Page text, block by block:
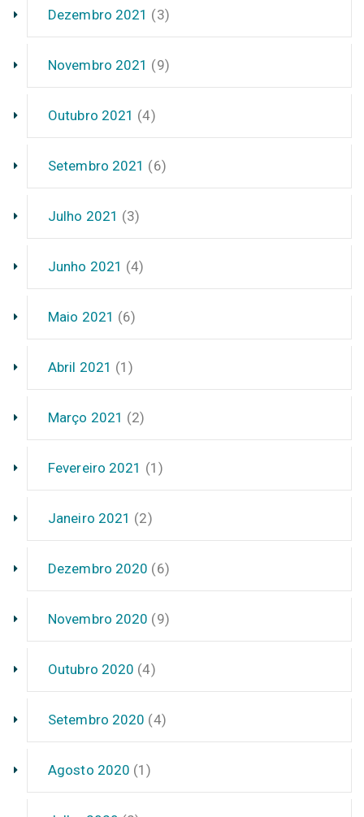
Dezembro 2021 (3)
Novembro 2021 (9)
Outubro 2021 (4)
Setembro 2021 (6)
Julho 2021 (3)
Junho 2021 (4)
Maio 2021 (6)
Abril 2021 (1)
Março 2021 (2)
Fevereiro 2021 (1)
Janeiro 2021 (2)
Dezembro 2020 (6)
Novembro 2020 (9)
Outubro 2020 (4)
Setembro 2020 (4)
Agosto 2020 (1)